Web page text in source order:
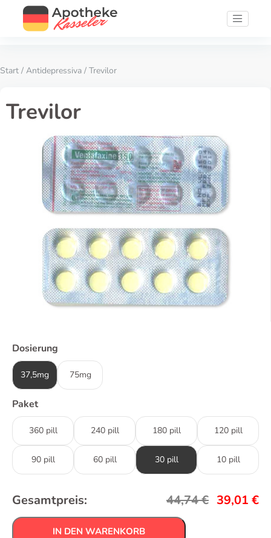
Start / Antidepressiva / Trevilor
Trevilor
Dosierung
37,5mg 75mg
Paket
360 pill 240 pill 180 pill 120 pill
90 pill 60 pill 30 pill 10 pill
Gesamtpreis: 44,74€ 39,01 €
IN DEN WARENKORB